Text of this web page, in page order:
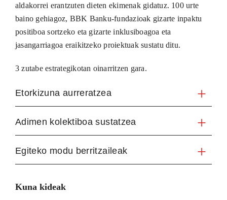
aldakorrei erantzuten dieten ekimenak gidatuz. 100 urte
baino gehiagoz, BBK Banku-fundazioak gizarte inpaktu
positiboa sortzeko eta gizarte inklusiboagoa eta
jasangarriagoa eraikitzeko proiektuak sustatu ditu.
3 zutabe estrategikotan oinarritzen gara.
Etorkizuna aurreratzea
Adimen kolektiboa sustatzea
Egiteko modu berritzaileak
Kuna kideak